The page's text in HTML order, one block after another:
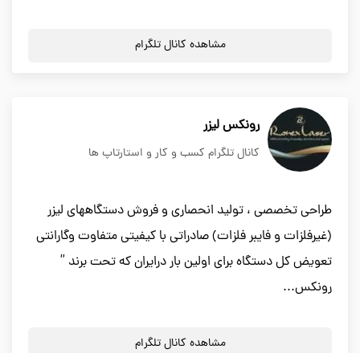
مشاهده کانال تلگرام
رونکس لیزر
کانال تلگرام کسب و کار و استارتاپ ها
طراحي تخصصي ، توليد انحصاري و فروش دستگاههاي ليزر
(غيرفلزات و فايبر فلزات) صادراتي با كيفيتي متفاوت وگارانتي
تعويض كل دستگاه براي اولين بار درايران كه تحت برند ”
رونكس...
مشاهده کانال تلگرام